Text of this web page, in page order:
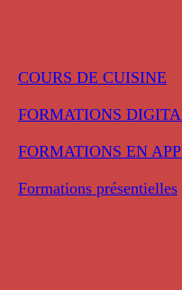
COURS DE CUISINE
FORMATIONS
FORMATIONS EN
Formations présentielles